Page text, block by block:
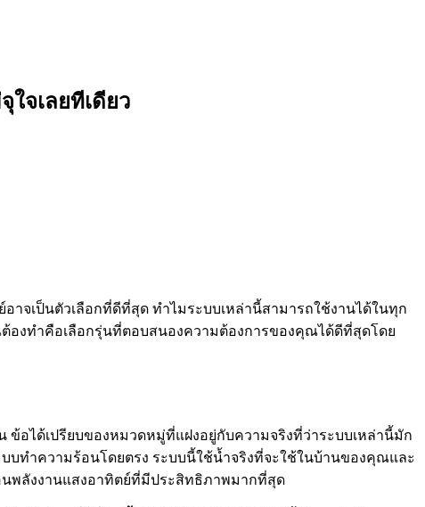
จเลยทีเดียว
จเป็นตัวเลือกที่ดีที่สุด ทำไมระบบเหล่านี้สามารถใช้งานได้ในทุก
องทำคือเลือกรุ่นที่ตอบสนองความต้องการของคุณได้ดีที่สุดโดย
อได้เปรียบของหมวดหมู่ที่แฝงอยู่กับความจริงที่ว่าระบบเหล่านี้มัก
ทำความร้อนโดยตรง ระบบนี้ใช้น้ำจริงที่จะใช้ในบ้านของคุณและ
พลังงานแสงอาทิตย์ที่มีประสิทธิภาพมากที่สุด